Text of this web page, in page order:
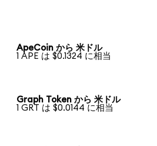
ApeCoin から 米ドル
1 APE は $0.1324 に相当
Graph Token から 米ドル
1 GRT は $0.0144 に相当